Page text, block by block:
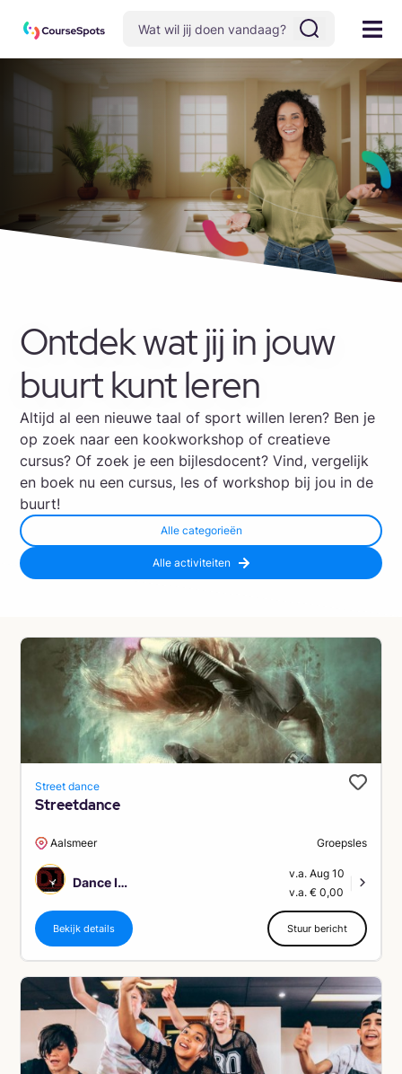
Ontdek wat jij in jouw
buurt kunt leren
Altijd al een nieuwe taal of sport willen leren? Ben je
op zoek naar een kookworkshop of creatieve
cursus? Of zoek je een bijlesdocent? Vind, vergelijk
en boek nu een cursus, les of workshop bij jou in de
buurt!
Alle categorieën
Alle activiteiten
Street dance
Streetdance
Aalsmeer Groepsles
Dance Improvement
v.a. Aug 10
v.a. € 0,00
Bekijk details Stuur bericht